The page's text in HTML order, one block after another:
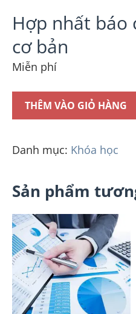
Hợp nhất báo
cơ bản
Miễn phí
THÊM VÀO GIỎ HÀNG
Danh mục: Khóa học
Sản phẩm